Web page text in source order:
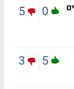
0
5
5
3